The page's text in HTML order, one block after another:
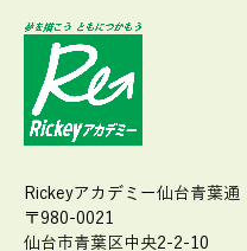
Rickeyアカデミー仙台青葉通
〒980-0021
仙台市青葉区中央2-2-10